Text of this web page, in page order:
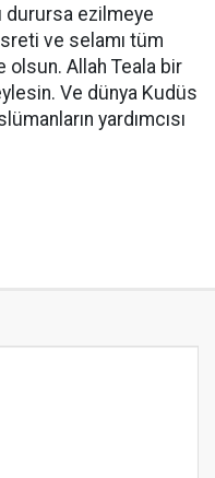
durursa ezilmeye
ve selamı tüm
Allah Teala bir
Ve dünya Kudüs
yardımcısı